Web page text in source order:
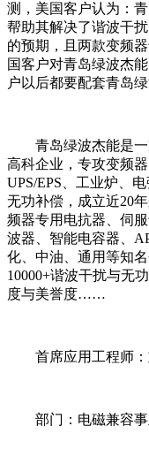
测，美国客户认为：
帮助其解决了谐波干
的预期，且两款变频
国客户对青岛绿波杰
户以后都要配套青岛
青岛绿波杰能是一
高科企业，专攻变频
UPS/EPS、工业炉、
无功补偿，成立近20
频器专用电抗器、伺
波器、智能电容器、
化、中油、通用等知
10000+谐波干扰与无
度与美誉度……
首席应用工程师：
部门：电磁兼容事